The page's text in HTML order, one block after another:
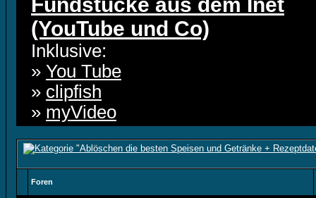
(YouTube und Co)
Inklusive:
» You Tube
» clipfish
» myVideo
Foren